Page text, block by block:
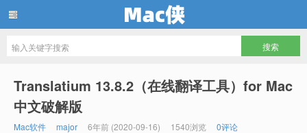
Translatium 13.8.2（在线翻译工具）for Mac
中文破解版
Mac软件 major 6年前 (2020-09-16) 1540浏览 0评论